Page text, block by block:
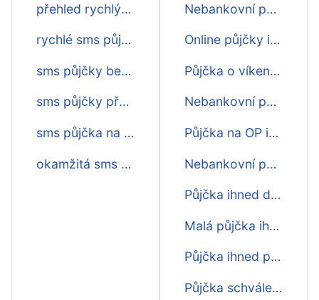
přehled rychlých půjček přes sms
rychlé sms půjčky před výplatou
sms půjčky bez doložení příjmu
sms půjčky před výplatou
sms půjčka na op
okamžitá sms půjčka
Nebankovní půjčky online ihned
Online půjčky ihned na účet
Půjčka o víkendu ihned na účet
Nebankovní půjčky ihned na ruku
Půjčka na OP ihned
Nebankovní půjčky zdarma ihned
Půjčka ihned dlouhodobá
Malá půjčka ihned
Půjčka ihned první zdarma
Půjčka schválení ihned